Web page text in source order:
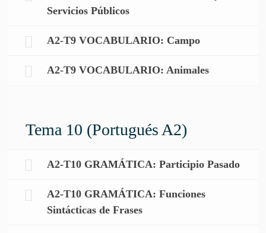
Servicios Públicos
A2-T9 VOCABULARIO: Campo
A2-T9 VOCABULARIO: Animales
Tema 10 (Portugués A2)
A2-T10 GRAMÁTICA: Participio Pasado
A2-T10 GRAMÁTICA: Funciones
Sintácticas de Frases